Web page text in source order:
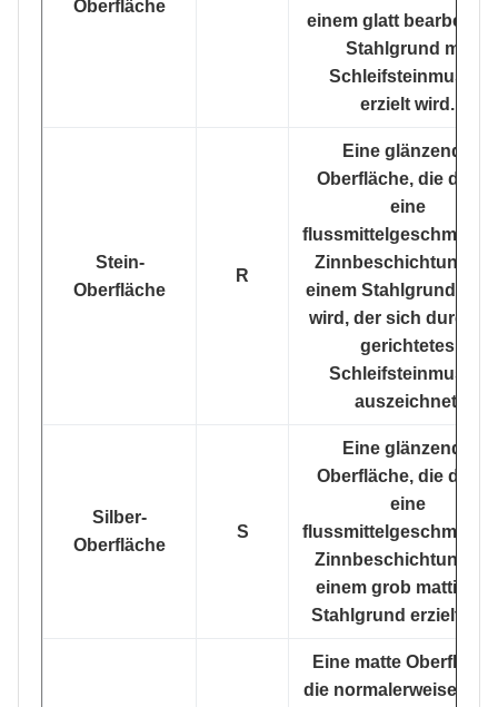
Oberfläche
einem glatt
Stahlgrund mit
Schleifsteinmuster
erzielt wird.
Stein-
Oberfläche
R
Eine glänzende
Oberfläche, die durch
eine
Zinnbeschichtung
einem Stahlgrund
wird, der sich durch
gerichtetes
Schleifsteinmuster
auszeichnet.
Silber-
Oberfläche
S
Eine glänzende
Oberfläche, die durch
eine
Zinnbeschichtung
einem grob
Stahlgrund erzielt
Eine matte
die normalerweise